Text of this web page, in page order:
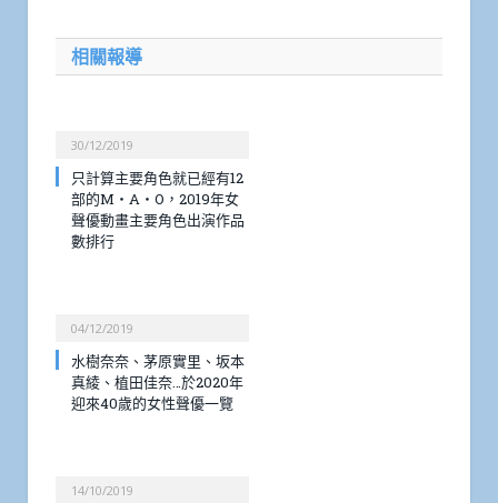
相關報導
30/12/2019
只計算主要角色就已經有12
部的M・A・O，2019年女
聲優動畫主要角色出演作品
數排行
04/12/2019
水樹奈奈、茅原實里、坂本
真綾、植田佳奈…於2020年
迎來40歲的女性聲優一覽
14/10/2019